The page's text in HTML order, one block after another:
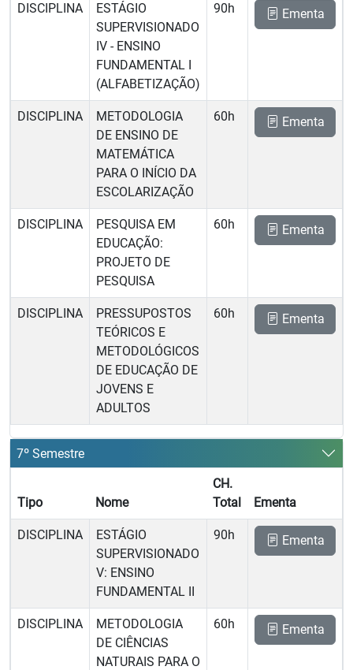
DISCIPLINA
ESTÁGIO
SUPERVISIONADO
IV - ENSINO
FUNDAMENTAL I
(ALFABETIZAÇÃO)
90h Ementa
DISCIPLINA
METODOLOGIA
DE ENSINO DE
MATEMÁTICA
PARA O INÍCIO DA
ESCOLARIZAÇÃO
60h Ementa
DISCIPLINA
PESQUISA EM
EDUCAÇÃO:
PROJETO DE
PESQUISA
60h Ementa
DISCIPLINA
PRESSUPOSTOS
TEÓRICOS E
METODOLÓGICOS
DE EDUCAÇÃO DE
JOVENS E
ADULTOS
60h Ementa
7º Semestre
Tipo Nome
CH.
Total
Ementa
DISCIPLINA
ESTÁGIO
SUPERVISIONADO
V: ENSINO
FUNDAMENTAL II
90h Ementa
DISCIPLINA
METODOLOGIA
DE CIÊNCIAS
NATURAIS PARA O
60h Ementa